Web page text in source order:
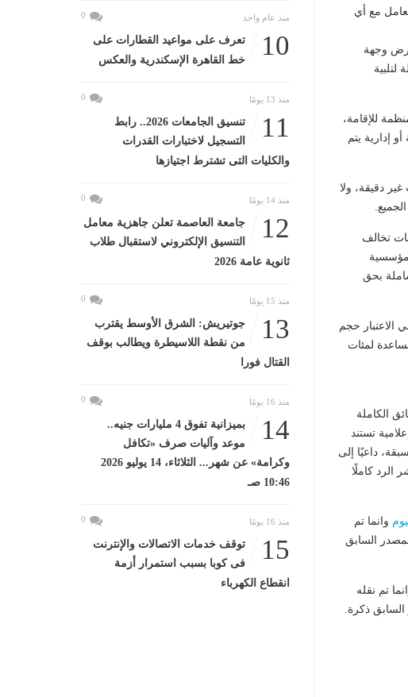
مع أي
وجهة
لتلبية
للإقامة،
إدارية يتم
غير دقيقة، ولا
تخالف
بحق
الاعتبار حجم
لمئات
الكاملة
تستند
داعيًا إلى
الرد كاملًا
وانما تم
السابق
تم نقله
ذكرة.
منذ عام واحد 0
10
تعرف على مواعيد القطارات على
خط القاهرة الإسكندرية والعكس
منذ 13 يومًا 0
11
تنسيق الجامعات 2026.. رابط
التسجيل لاختبارات القدرات
والكليات التى تشترط اجتيازها
منذ 14 يومًا 0
12
جامعة العاصمة تعلن جاهزية معامل
التنسيق الإلكتروني لاستقبال طلاب
ثانوية عامة 2026
منذ 15 يومًا 0
13
جوتيريش: الشرق الأوسط يقترب
من نقطة اللاسيطرة ويطالب بوقف
القتال فورا
منذ 16 يومًا 0
14
بميزانية تفوق 4 مليارات جنيه..
موعد وآليات صرف «تكافل
وكرامة» عن شهر... الثلاثاء، 14 يوليو 2026
10:46 صـ
منذ 16 يومًا 0
15
توقف خدمات الاتصالات والإنترنت
فى كوبا بسبب استمرار أزمة
انقطاع الكهرباء